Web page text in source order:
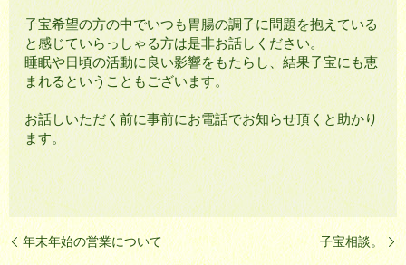
子宝希望の方の中でいつも胃腸の調子に問題を抱えている
と感じていらっしゃる方は是非お話しください。
睡眠や日頃の活動に良い影響をもたらし、結果子宝にも恵
まれるということもございます。
お話しいただく前に事前にお電話でお知らせ頂くと助かり
ます。
年末年始の営業について 子宝相談。